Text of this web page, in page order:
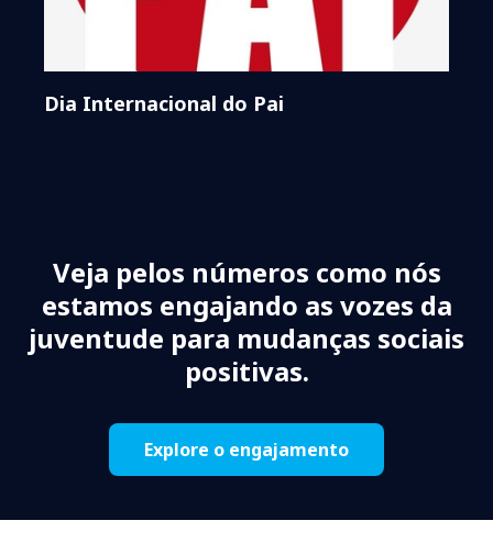
Dia Internacional do Pai
Veja pelos números como nós
estamos engajando as vozes da
juventude para mudanças sociais
positivas.
Explore o engajamento